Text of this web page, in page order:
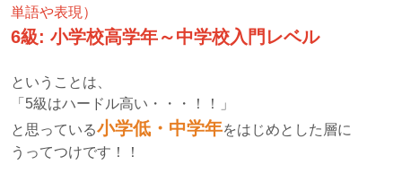
単語や表現）
6級: 小学校高学年～中学校入門レベル
ということは、
「5級はハードル高い・・・！！」
と思っている小学低・中学年をはじめとした層に
うってつけです！！